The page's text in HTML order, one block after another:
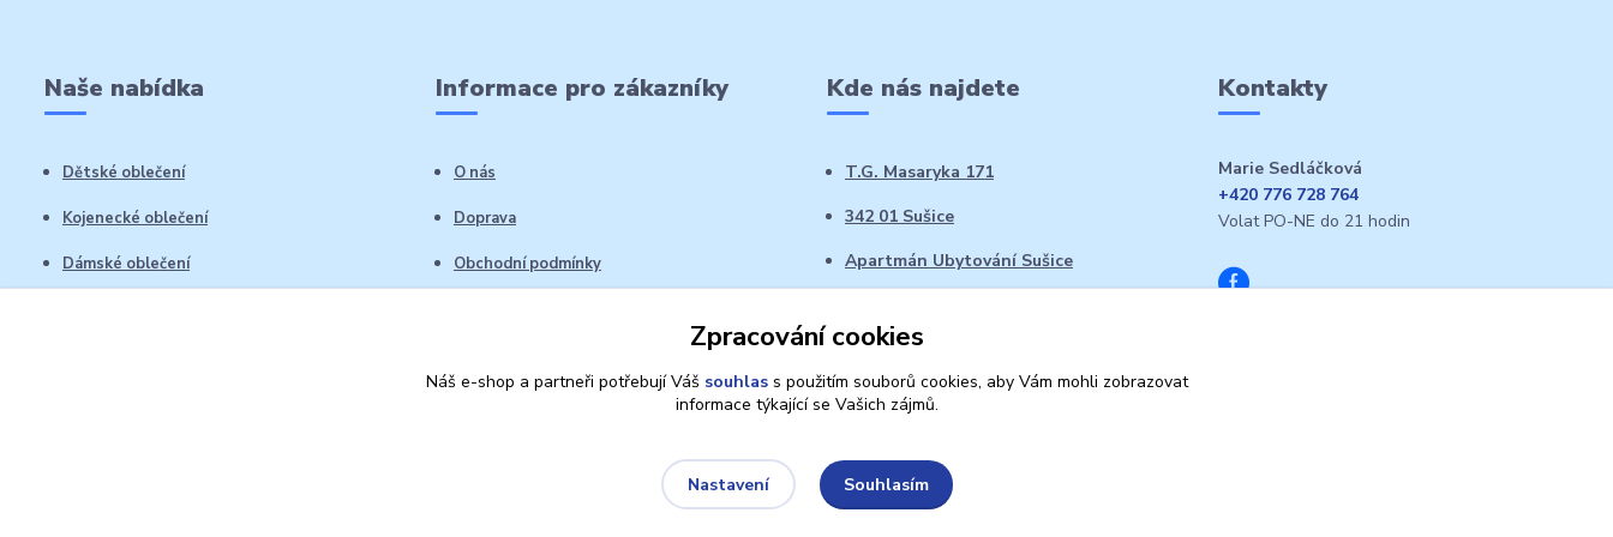
Naše nabídka
Dětské oblečení
Kojenecké oblečení
Dámské oblečení
Informace pro zákazníky
O nás
Doprava
Obchodní podmínky
Kde nás najdete
T.G. Masaryka 171
342 01 Sušice
Apartmán Ubytování Sušice
Kontakty
Marie Sedláčková
+420 776 728 764
Volat PO-NE do 21 hodin
Zpracování cookies
Náš e-shop a partneři potřebují Váš souhlass použitím souborů cookies, aby Vám mohli zobrazovat
informace týkající se Vašich zájmů.
Nastavení Souhlasím